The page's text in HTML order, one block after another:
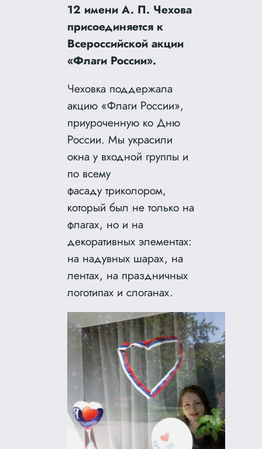
12 имени А. П. Чехова
присоединяется к
Всероссийской акции
«Флаги России».
Чеховка поддержала
акцию «Флаги России»,
приуроченную ко Дню
России. Мы украсили
окна у входной группы и
по всему
фасаду триколором,
который был не только на
флагах, но и на
декоративных элементах:
на надувных шарах, на
лентах, на праздничных
логотипах и слоганах.